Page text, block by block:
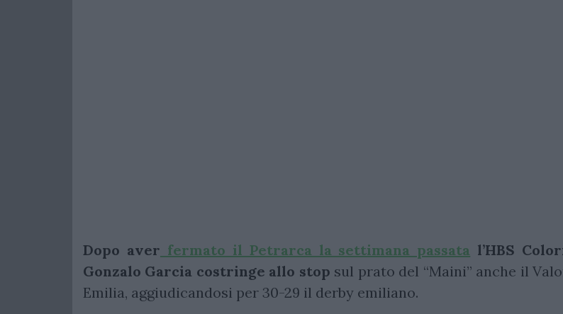
Dopo aver fermato il Petrarca la settimana passata l’HBS
Gonzalo Garcia costringe allo stop sul prato del “Maini” anche il
Emilia, aggiudicandosi per 30-29 il derby emiliano.